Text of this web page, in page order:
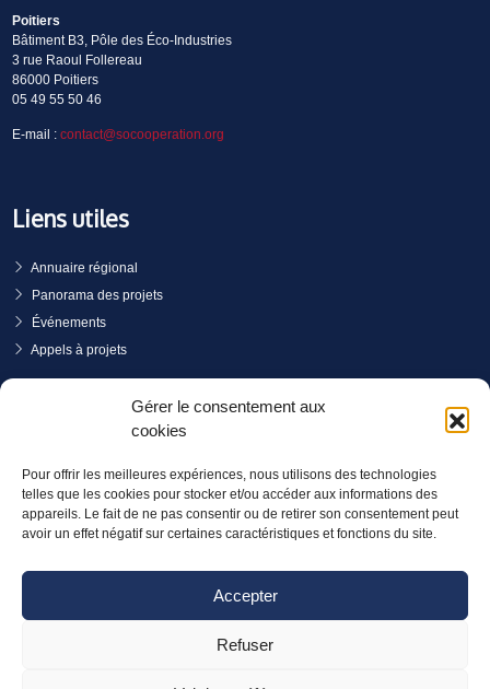
Gérer le consentement aux
cookies
Pour offrir les meilleures expériences, nous utilisons des technologies
telles que les cookies pour stocker et/ou accéder aux informations des
appareils. Le fait de ne pas consentir ou de retirer son consentement peut
avoir un effet négatif sur certaines caractéristiques et fonctions du site.
Accepter
Refuser
Poitiers
Bâtiment B3, Pôle des Éco-Industries
3 rue Raoul Follereau
86000 Poitiers
05 49 55 50 46
E-mail : contact@socooperation.org
Liens utiles
Annuaire régional
Panorama des projets
Événements
Appels à projets